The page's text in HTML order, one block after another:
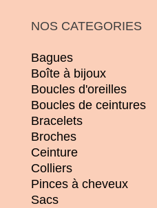
NOS CATEGORIES
Bagues
Boîte à bijoux
Boucles d'oreilles
Boucles de ceintures
Bracelets
Broches
Ceinture
Colliers
Pinces à cheveux
Sacs